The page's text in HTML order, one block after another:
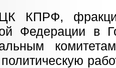
КПРФ,
Федерации в